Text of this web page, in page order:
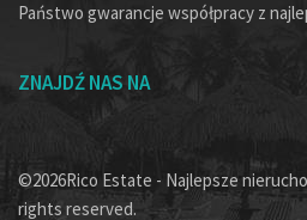
Państwo gwarancje współpracy z
ZNAJDŹ NAS NA
©2026Rico Estate - Najlepsze
rights reserved.